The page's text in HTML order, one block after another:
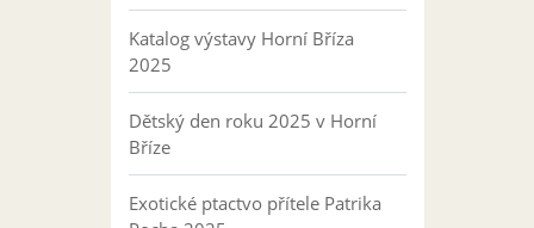
Katalog výstavy Horní Bříza
2025
Dětský den roku 2025 v Horní
Bříze
Exotické ptactvo přítele Patrika